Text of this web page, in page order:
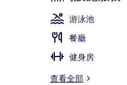
游泳池
餐廳
健身房
查看全部